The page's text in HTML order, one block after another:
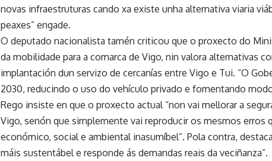
novas infraestruturas cando xa existe unha alternativa viaria
peaxes” engade.
O deputado nacionalista tamén criticou que o proxecto do
da mobilidade para a comarca de Vigo, nin valora alternativas
implantación dun servizo de cercanías entre Vigo e Tui. “O
2030, reducindo o uso do vehículo privado e fomentando
Rego insiste en que o proxecto actual “non vai mellorar a
Vigo, senón que simplemente vai reproducir os mesmos erros
económico, social e ambiental inasumíbel”. Pola contra,
máis sustentábel e responde ás demandas reais da veciñanza”.